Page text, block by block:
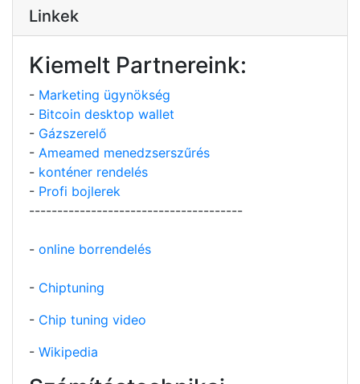
Linkek
Kiemelt Partnereink:
- Marketing ügynökség
- Bitcoin desktop wallet
- Gázszerelő
- Ameamed menedzserszűrés
- konténer rendelés
- Profi bojlerek
--------------------------------------
- online borrendelés
- Chiptuning
- Chip tuning video
- Wikipedia